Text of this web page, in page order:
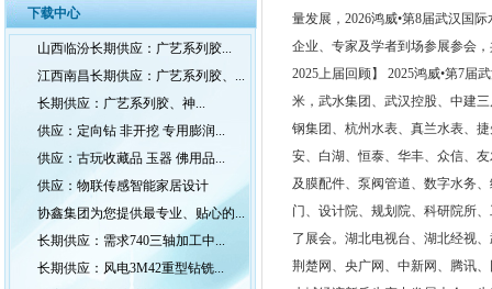
下载中心
山西临汾长期供应：广艺系列胶...
江西南昌长期供应：广艺系列胶、...
长期供应：广艺系列胶、神...
供应：定向钻 非开挖 专用膨润...
供应：古玩收藏品 玉器 佛用品...
供应：物联传感智能家居设计
协鑫集团为您提供最专业、贴心的...
长期供应：需求740三轴加工中...
长期供应：风电3M42重型钻铣...
量发展，2026鸿威•第8届武汉国
企业、专家及学者到场参展参会
2025上届回顾】 2025鸿威•第7届
米，武水集团、武汉控股、中建
钢集团、杭州水表、真兰水表、
安、白湖、恒泰、华丰、众信、
及膜配件、泵阀管道、数字水务
门、设计院、规划院、科研院所
了展会。湖北电视台、湖北经视
荆楚网、央广网、中新网、腾讯